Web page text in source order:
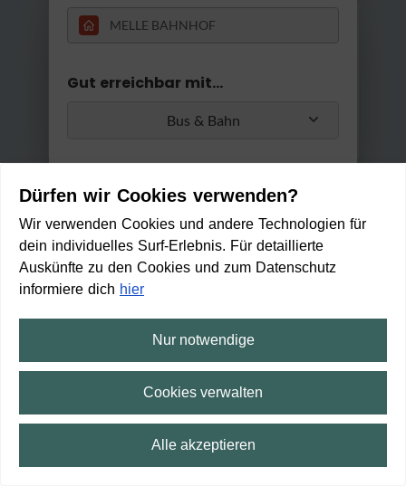
RatterRatter...
L´ORO Restaurant
GEÖFFNET(Schließt um 22:30 Uhr)
18min
Gut erreichbar mit...
Bus & Bahn
Umstiege
Max. 2 Umstiege
Min. / Max. Reisezeit
Anwenden
Vollbild
Dürfen wir Cookies verwenden?
Wir verwenden Cookies und andere Technologien für
dein individuelles Surf-Erlebnis. Für detaillierte
Auskünfte zu den Cookies und zum Datenschutz
informiere dich hier
Nur notwendige
Cookies verwalten
Alle akzeptieren